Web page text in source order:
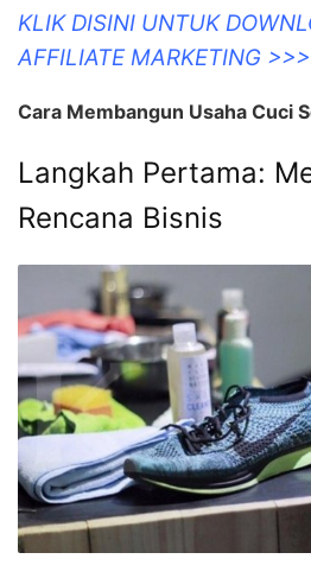
KLIK DISINI UNTUK
AFFILIATE MARKETING >>>
Cara Membangun Usaha Cuci
Langkah Pertama:
Rencana Bisnis